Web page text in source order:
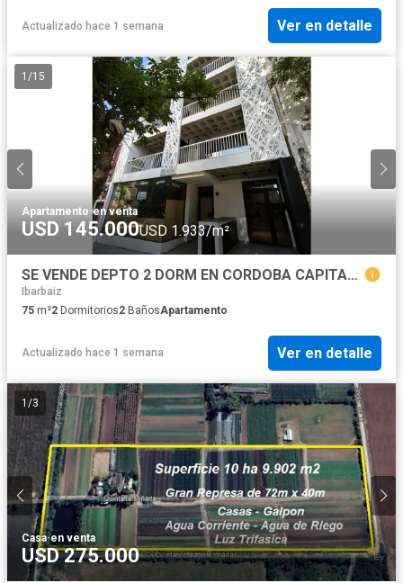
Actualizado hace 1 semana Ver en detalle
1 /15
Apartamento·en venta
USD 145.000USD 1.933/m²
SE VENDE DEPTO 2 DORM EN CORDOBA CAPITAL A ESTRENAR!!!
Ibarbaiz
75 m²2 Dormitorios2 BañosApartamento
Actualizado hace 1 semana Ver en detalle
1 /3
Casa·en venta
USD 275.000